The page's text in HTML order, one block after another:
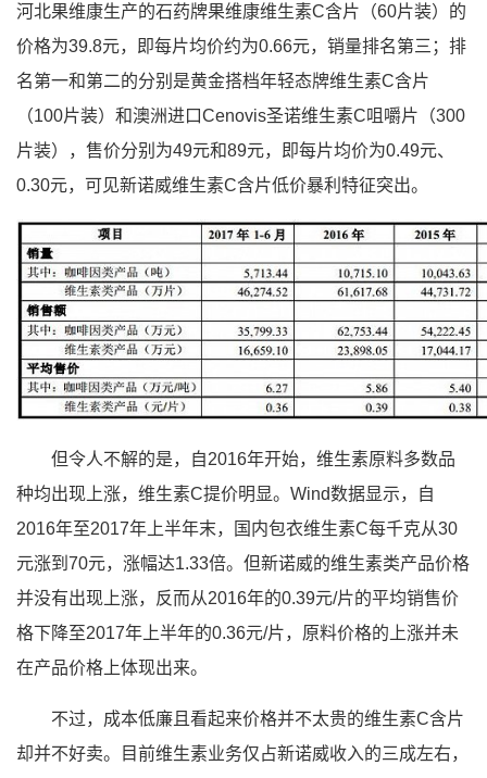
河北果维康生产的石药牌果维康维生素C含片（60片装）的
价格为39.8元，即每片均价约为0.66元，销量排名第三；排
名第一和第二的分别是黄金搭档年轻态牌维生素C含片
（100片装）和澳洲进口Cenovis圣诺维生素C咀嚼片（300
片装），售价分别为49元和89元，即每片均价为0.49元、
0.30元，可见新诺威维生素C含片低价暴利特征突出。
但令人不解的是，自2016年开始，维生素原料多数品
种均出现上涨，维生素C提价明显。Wind数据显示，自
2016年至2017年上半年末，国内包衣维生素C每千克从30
元涨到70元，涨幅达1.33倍。但新诺威的维生素类产品价格
并没有出现上涨，反而从2016年的0.39元/片的平均销售价
格下降至2017年上半年的0.36元/片，原料价格的上涨并未
在产品价格上体现出来。
不过，成本低廉且看起来价格并不太贵的维生素C含片
却并不好卖。目前维生素业务仅占新诺威收入的三成左右，